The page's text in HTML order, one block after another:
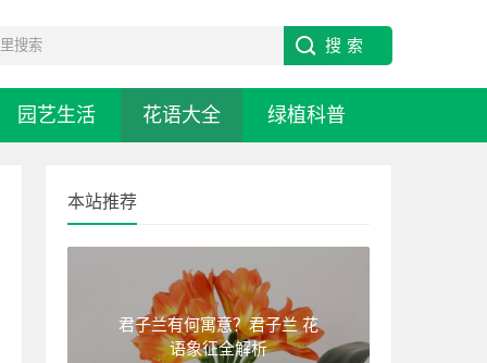
园艺生活 花语大全 绿植科普
本站推荐
君子兰有何寓意？君子兰 花
语象征全解析